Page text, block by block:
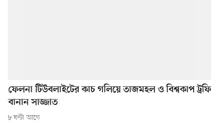
ফেলনা টিউবলাইটের কাচ গলিয়ে তাজমহল ও বিশ্বকাপ ট্রফি
বানান সাজ্জাত
৮ ঘণ্টা আগে